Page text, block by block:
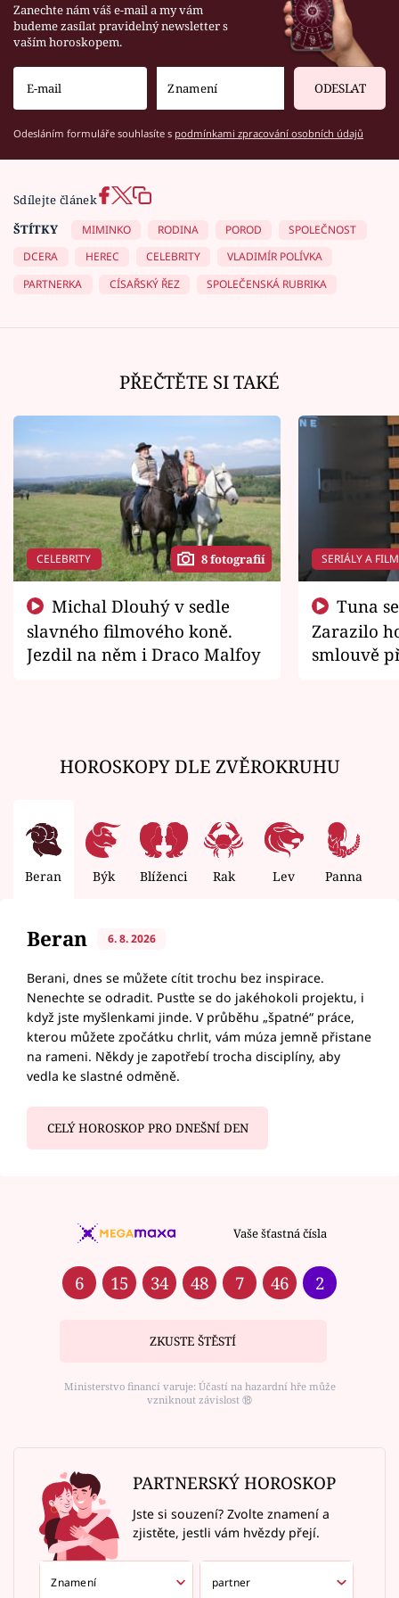
Zanechte nám váš e-mail a my vám
budeme zasílat pravidelný newsletter s
vaším horoskopem.
ODESLAT
Odesláním formuláře souhlasíte s podmínkami zpracování osobních údajů
Sdílejte článek
ŠTÍTKY
MIMINKO RODINA POROD
SPOLEČNOST
DCERA
HEREC CELEBRITY
VLADIMÍR POLÍVKA
PARTNERKA
CÍSAŘSKÝ ŘEZ SPOLEČENSKÁ RUBRIKA
PŘEČTĚTE SI TAKÉ
CELEBRITY 8 fotografií
slavného filmového koně.
Jezdil na něm i Draco Malfoy
SERIÁLY A
Zarazilo
smlouvě
HOROSKOPY DLE ZVĚROKRUHU
Beran Býk Blíženci Rak Lev Panna
Beran 6. 8. 2026
Berani, dnes se můžete cítit trochu bez inspirace.
Nenechte se odradit. Pusťte se do jakéhokoli projektu, i
když jste myšlenkami jinde. V průběhu „špatné“ práce,
kterou můžete zpočátku chrlit, vám múza jemně přistane
na rameni. Někdy je zapotřebí trocha disciplíny, aby
vedla ke slastné odměně.
CELÝ HOROSKOP PRO DNEŠNÍ DEN
Vaše šťastná čísla
6 15 34 48 7 46 2
ZKUSTE ŠTĚSTÍ
Ministerstvo financí varuje: Účastí na hazardní hře může
vzniknout závislost ⑱
PARTNERSKÝ HOROSKOP
Jste si souzení? Zvolte znamení a
zjistěte, jestli vám hvězdy přejí.